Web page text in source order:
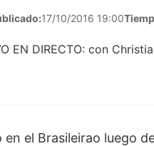
17/10/2016 19:00
en el Brasileirao luego